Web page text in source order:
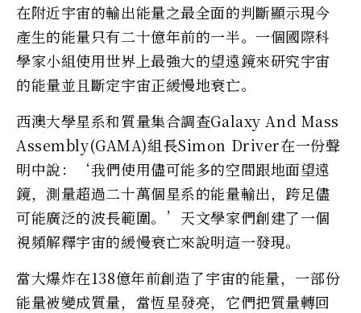
在附近宇宙的輸出能量之最全面的判斷顯示現今
產生的能量只有二十億年前的一半。一個國際科
學家小組使用世界上最強大的望遠鏡來研究宇宙
的能量並且斷定宇宙正緩慢地衰亡。
西澳大學星系和質量集合調查Galaxy And Mass
Assembly(GAMA)組長Simon Driver在一份聲
明中說：‘我們使用儘可能多的空間跟地面望遠
鏡，測量超過二十萬個星系的能量輸出，跨足儘
可能廣泛的波長範圍。’天文學家們創建了一個
視頻解釋宇宙的緩慢衰亡來說明這一發現。
當大爆炸在138億年前創造了宇宙的能量，一部份
能量被變成質量，當恆星發亮，它們把質量轉回